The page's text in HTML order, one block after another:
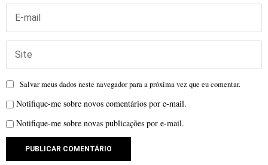
Salvar meus dados neste navegador para a próxima vez que eu comentar.
Notifique-me sobre novos comentários por e-mail.
Notifique-me sobre novas publicações por e-mail.